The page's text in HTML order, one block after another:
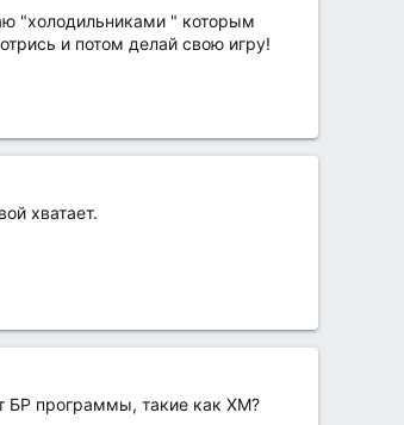
"холодильниками " которым
и потом делай свою игру!
хватает.
БР программы, такие как ХМ?